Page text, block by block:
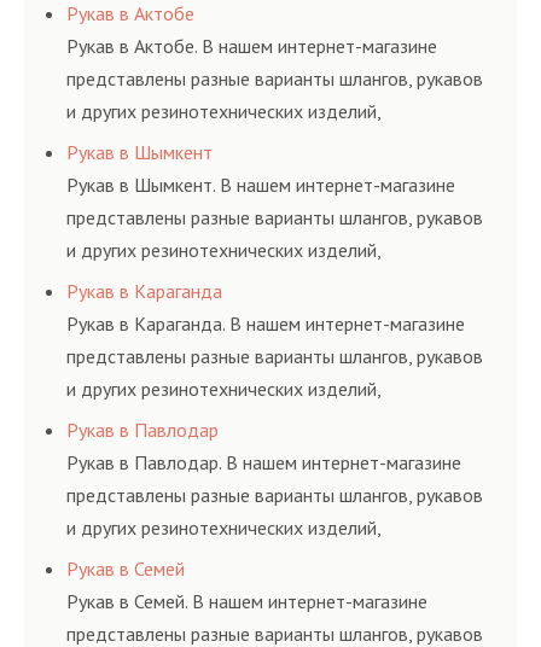
соответствующих ГОСТам, техническим условиям
и нормативам.
Рукав в Актобе
Рукав в Актобе. В нашем интернет-магазине
представлены разные варианты шлангов, рукавов
и других резинотехнических изделий,
соответствующих ГОСТам, техническим условиям
и нормативам.
Рукав в Шымкент
Рукав в Шымкент. В нашем интернет-магазине
представлены разные варианты шлангов, рукавов
и других резинотехнических изделий,
соответствующих ГОСТам, техническим условиям
и нормативам.
Рукав в Караганда
Рукав в Караганда. В нашем интернет-магазине
представлены разные варианты шлангов, рукавов
и других резинотехнических изделий,
соответствующих ГОСТам, техническим условиям
и нормативам.
Рукав в Павлодар
Рукав в Павлодар. В нашем интернет-магазине
представлены разные варианты шлангов, рукавов
и других резинотехнических изделий,
соответствующих ГОСТам, техническим условиям
и нормативам.
Рукав в Семей
Рукав в Семей. В нашем интернет-магазине
представлены разные варианты шлангов, рукавов